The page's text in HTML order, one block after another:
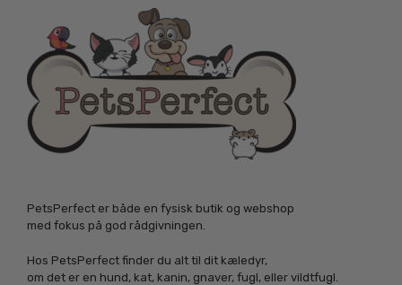
PetsPerfect er både en fysisk butik og webshop
med fokus på god rådgivningen.
Hos PetsPerfect finder du alt til dit kæledyr,
om det er en hund, kat, kanin, gnaver, fugl, eller vildtfugl.